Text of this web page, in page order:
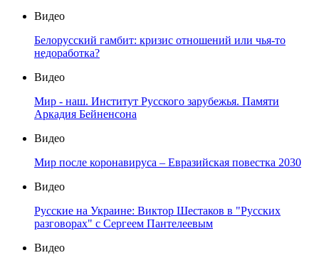
Видео
Белорусский гамбит: кризис отношений или чья-то
недоработка?
Видео
Мир - наш. Институт Русского зарубежья. Памяти
Аркадия Бейненсона
Видео
Мир после коронавируса – Евразийская повестка 2030
Видео
Русские на Украине: Виктор Шестаков в "Русских
разговорах" с Сергеем Пантелеевым
Видео